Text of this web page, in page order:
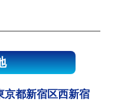
京都新宿区西新宿